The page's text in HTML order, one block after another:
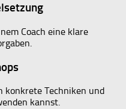
Coach eine klare
konkrete Techniken und
kannst.